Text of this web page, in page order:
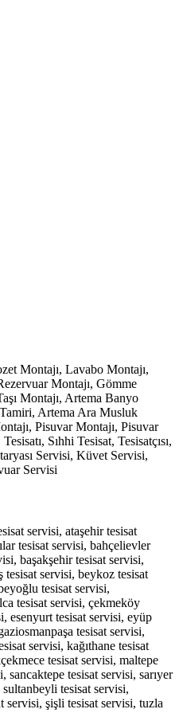
Montajı, Lavabo Montajı,
Montajı, Gömme
Montajı, Artema Banyo
Artema Ara Musluk
Pisuvar Montajı, Pisuvar
Sıhhi Tesisat, Tesisatçısı,
Servisi, Küvet Servisi,
Servisi
servisi, ataşehir tesisat
tesisat servisi, bahçelievler
başakşehir tesisat servisi,
tesisat servisi, beykoz tesisat
tesisat servisi,
tesisat servisi, çekmeköy
esenyurt tesisat servisi, eyüp
tesisat servisi,
servisi, kağıthane tesisat
tesisat servisi, maltepe
sancaktepe tesisat servisi, sarıyer
tesisat servisi,
servisi, şişli tesisat servisi, tuzla